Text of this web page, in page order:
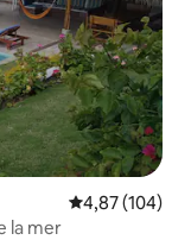
Évaluation
4,87 (104)
la mer